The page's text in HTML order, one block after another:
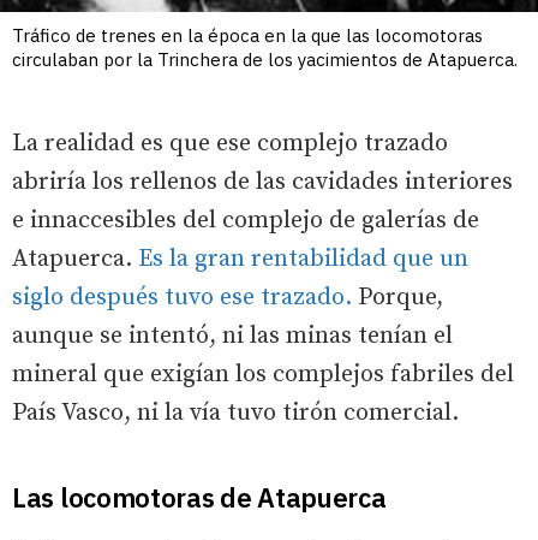
Tráfico de trenes en la época en la que las locomotoras
circulaban por la Trinchera de los yacimientos de Atapuerca.
La realidad es que ese complejo trazado
abriría los rellenos de las cavidades interiores
e innaccesibles del complejo de galerías de
Atapuerca. Es la gran rentabilidad que un
siglo después tuvo ese trazado. Porque,
aunque se intentó, ni las minas tenían el
mineral que exigían los complejos fabriles del
País Vasco, ni la vía tuvo tirón comercial.
Las locomotoras de Atapuerca